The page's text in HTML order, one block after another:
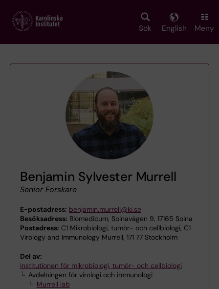
main
Sök English Meny
Benjamin Sylvester Murrell
Senior Forskare
E-postadress: benjamin.murrell@ki.se
Besöksadress: Biomedicum, Solnavägen 9, 17165 Solna
Postadress: C1 Mikrobiologi, tumör- och cellbiologi, C1
Virology and Immunology Murrell, 171 77 Stockholm
Del av:
Institutionen för mikrobiologi, tumör- och cellbiologi
Avdelningen för virologi och immunologi
Murrell lab